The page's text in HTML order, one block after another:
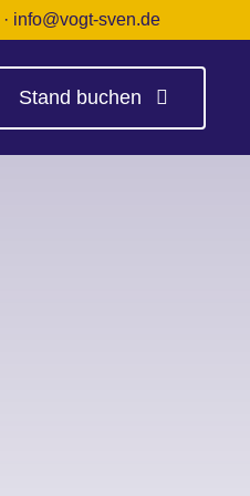
· info@vogt-sven.de
Stand buchen